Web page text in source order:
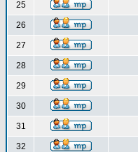
25
26
27
28
29
30
31
32